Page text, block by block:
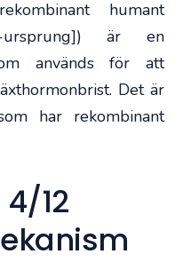
humant
ursprung]) är en
används för att
Det är
har rekombinant
4/12